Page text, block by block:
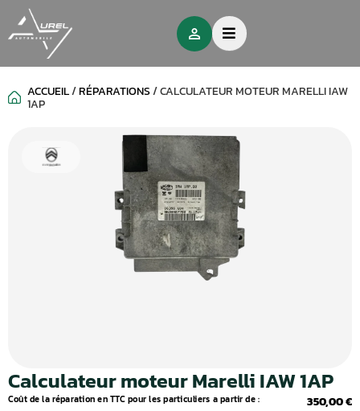
ACCUEIL/RÉPARATIONS/CALCULATEUR MOTEUR MARELLI IAW
1AP
Calculateur moteur Marelli IAW 1AP
Coût de la réparation en TTC pour les particuliers a partir de : 350,00 €